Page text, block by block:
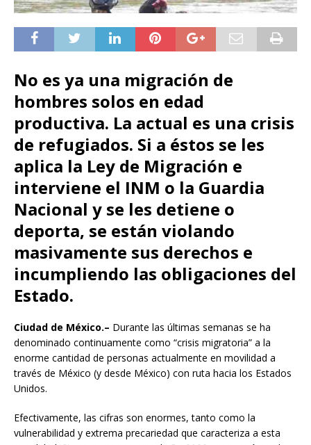
No es ya una migración de
hombres solos en edad
productiva. La actual es una crisis
de refugiados. Si a éstos se les
aplica la Ley de Migración e
interviene el INM o la Guardia
Nacional y se les detiene o
deporta, se están violando
masivamente sus derechos e
incumpliendo las obligaciones del
Estado.
Ciudad de México.– Durante las últimas semanas se ha
denominado continuamente como “crisis migratoria” a la
enorme cantidad de personas actualmente en movilidad a
través de México (y desde México) con ruta hacia los Estados
Unidos.
Efectivamente, las cifras son enormes, tanto como la
vulnerabilidad y extrema precariedad que caracteriza a esta